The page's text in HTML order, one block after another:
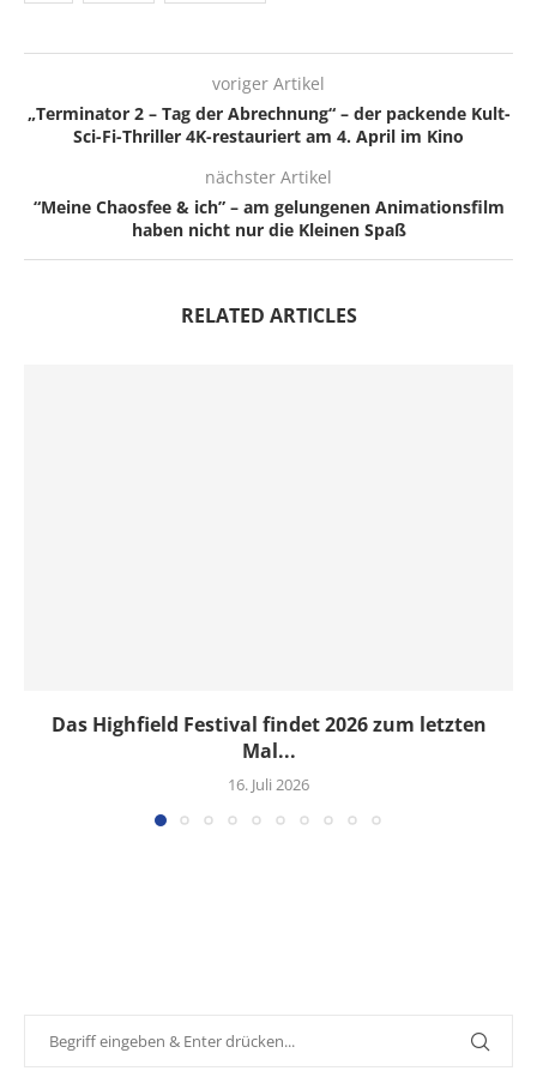
voriger Artikel
„Terminator 2 – Tag der Abrechnung“ – der packende Kult-
Sci-Fi-Thriller 4K-restauriert am 4. April im Kino
nächster Artikel
“Meine Chaosfee & ich” – am gelungenen Animationsfilm
haben nicht nur die Kleinen Spaß
RELATED ARTICLES
Das Highfield Festival findet 2026 zum letzten
Mal...
16. Juli 2026